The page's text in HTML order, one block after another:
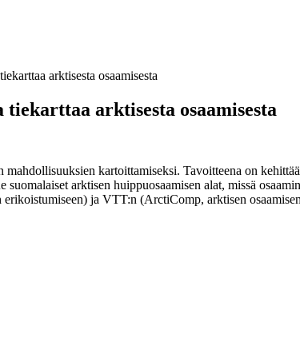
arktisesta osaamisesta
arktisesta osaamisesta
mahdollisuuksien kartoittamiseksi. Tavoitteena on
suomalaiset arktisen huippuosaamisen alat, missä
ja VTT:n (ArctiComp, arktisen